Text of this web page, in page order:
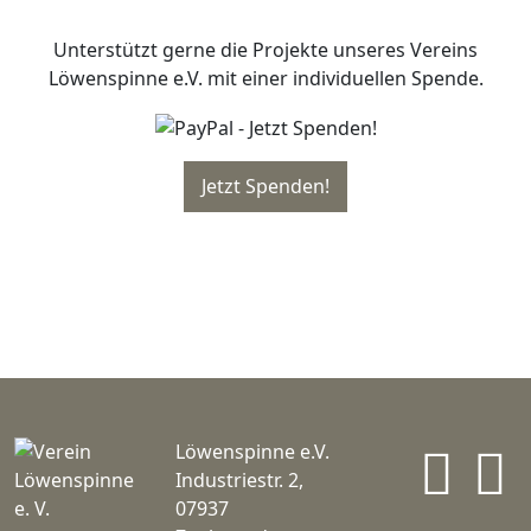
Unterstützt gerne die Projekte unseres Vereins
Löwenspinne e.V. mit einer individuellen Spende.
Löwenspinne e.V.
Industriestr. 2,
07937